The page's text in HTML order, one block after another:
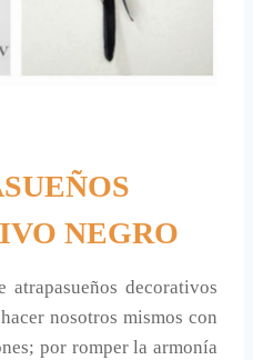
NEGRO
atrapasueños decorativos
nosotros mismos con
por romper la armonía